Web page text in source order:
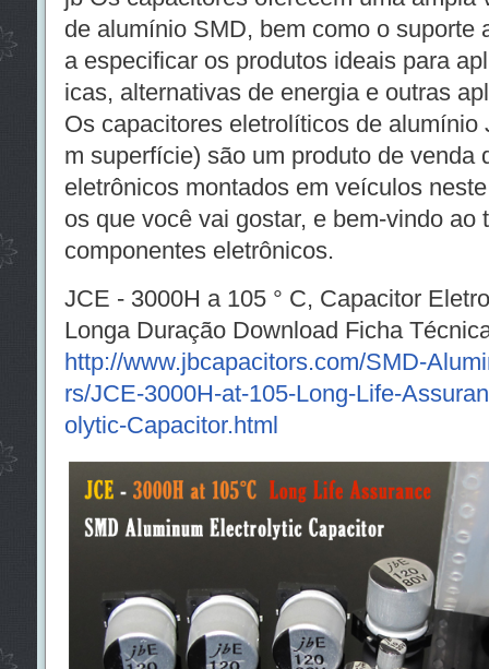
de alumínio SMD, bem como o suporte
a especificar os produtos ideais para
icas, alternativas de energia e outras
Os capacitores eletrolíticos de alumínio
m superfície) são um produto de venda
eletrônicos montados em veículos
os que você vai gostar, e bem-vindo ao
componentes eletrônicos.
JCE - 3000H a 105 ° C, Capacitor
Longa Duração Download Ficha
http://www.jbcapacitors.com/SMD-
rs/JCE-3000H-at-105-Long-Life-
olytic-Capacitor.html